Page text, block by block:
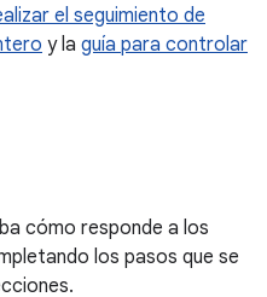
el seguimiento de
y la guía para controlar
cómo responde a los
los pasos que se